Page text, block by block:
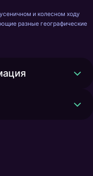
и колесном ходу
разные географические